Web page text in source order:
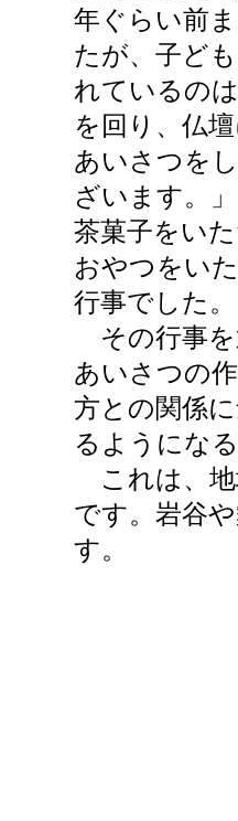
年ぐらい前
たが、子ど
れているの
を回り、仏
あいさつを
ざいます。
茶菓子をい
おやつをい
行事でした。
その行事を
あいさつの
方との関係
るようにな
これは、地
です。岩谷
す。